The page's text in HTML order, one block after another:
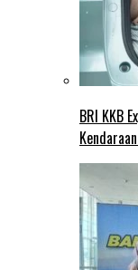
BRI KKB